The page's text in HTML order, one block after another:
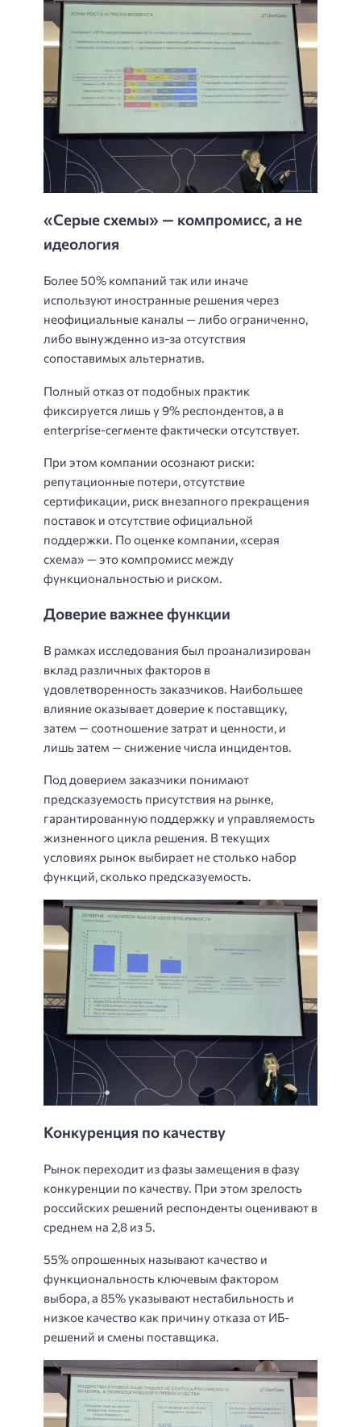
«Серые схемы» — компромисс, а не
идеология
Более 50% компаний так или иначе
используют иностранные решения через
неофициальные каналы — либо ограниченно,
либо вынужденно из-за отсутствия
сопоставимых альтернатив.
Полный отказ от подобных практик
фиксируется лишь у 9% респондентов, а в
enterprise-сегменте фактически отсутствует.
При этом компании осознают риски:
репутационные потери, отсутствие
сертификации, риск внезапного прекращения
поставок и отсутствие официальной
поддержки. По оценке компании, «серая
схема» — это компромисс между
функциональностью и риском.
Доверие важнее функции
В рамках исследования был проанализирован
вклад различных факторов в
удовлетворенность заказчиков. Наибольшее
влияние оказывает доверие к поставщику,
затем — соотношение затрат и ценности, и
лишь затем — снижение числа инцидентов.
Под доверием заказчики понимают
предсказуемость присутствия на рынке,
гарантированную поддержку и управляемость
жизненного цикла решения. В текущих
условиях рынок выбирает не столько набор
функций, сколько предсказуемость.
Конкуренция по качеству
Рынок переходит из фазы замещения в фазу
конкуренции по качеству. При этом зрелость
российских решений респонденты оценивают в
среднем на 2,8 из 5.
55% опрошенных называют качество и
функциональность ключевым фактором
выбора, а 85% указывают нестабильность и
низкое качество как причину отказа от ИБ-
решений и смены поставщика.